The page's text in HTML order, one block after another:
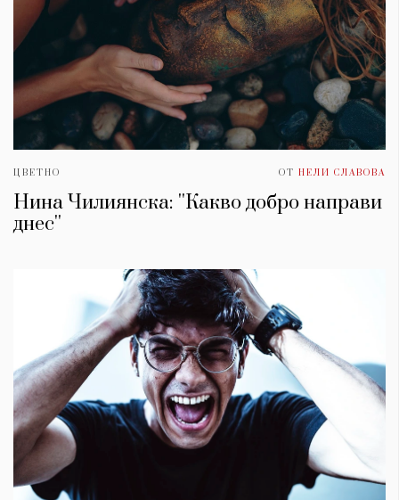
ЦВЕТНО ОТ НЕЛИ СЛАВОВА
Нина Чилиянска: ''Какво добро направи
днес''